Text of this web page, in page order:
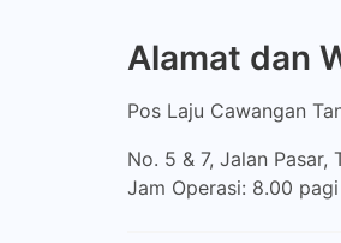
Alamat dan
Pos Laju Cawangan
No. 5 & 7, Jalan Pasar,
Jam Operasi: 8.00